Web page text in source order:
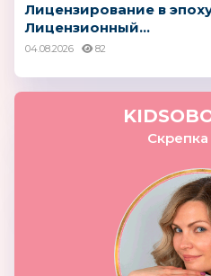
Лицензирование в
Лицензионный...
04.08.2026 82